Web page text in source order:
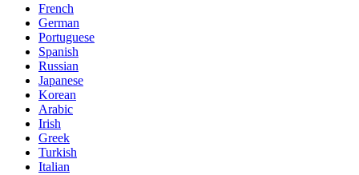
French
German
Portuguese
Spanish
Russian
Japanese
Korean
Arabic
Irish
Greek
Turkish
Italian